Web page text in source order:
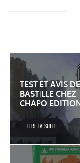
TEST ET AVIS DE
BASTILLE CHEZ
CHAPO
LIRE LA SUITE